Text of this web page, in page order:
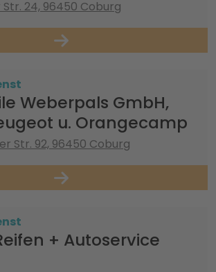
24, 96450 Coburg
Weberpals GmbH,
u. Orangecamp
Str. 92, 96450 Coburg
+ Autoservice